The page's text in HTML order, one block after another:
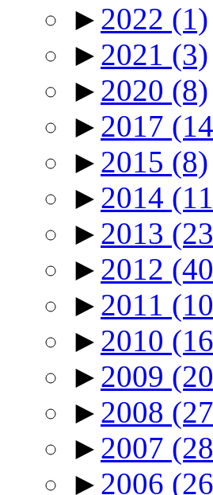
► 2022 (1)
► 2021 (3)
► 2020 (8)
► 2017
► 2015 (8)
► 2014
► 2013
► 2012
► 2011
► 2010
► 2009
► 2008
► 2007
► 2006